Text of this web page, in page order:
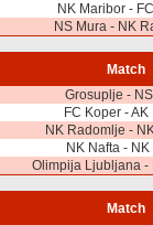
NK Maribor -
NS Mura - NK
Match
Grosuplje -
FC Koper - AK
NK Radomlje -
NK Nafta -
Olimpija Ljubljana -
Match